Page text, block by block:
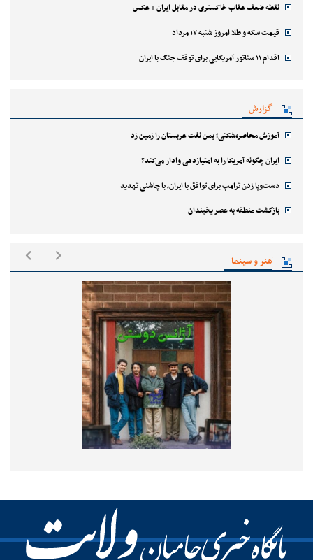
نقطه ضعف عقاب خاکستری در مقابل ایران + عکس
قیمت سکه و طلا امروز شنبه ۱۷ مرداد
اقدام ۱۱ سناتور آمریکایی برای توقف جنگ با ایران
گزارش
آموزش محاصره‌شکنی؛ یمن نفت عربستان را زمین زد
ایران چگونه آمریکا را به امتیازدهی وادار می‌کند؟
دست‌وپا زدن ترامپ برای توافق با ایران، با چاشنی تهدید
بازگشت منطقه به عصر یخبندان
هنر و سینما